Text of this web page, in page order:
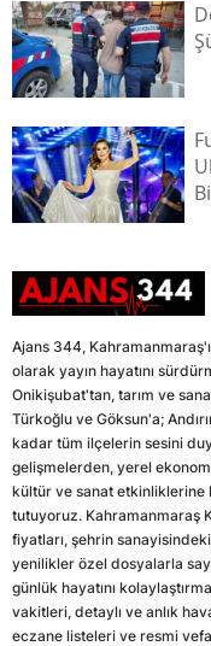
Ajans 344,
olarak yayın hayatını
Onikişubat'tan, tarım ve
Türkoğlu ve Göksun'a;
kadar tüm ilçelerin sesini
gelişmelerden, yerel
kültür ve sanat etkinliklerine
tutuyoruz. Kahramanmaraş
fiyatları, şehrin
yenilikler özel dosyalarla
günlük hayatını
vakitleri, detaylı ve anlık
eczane listeleri ve resmi